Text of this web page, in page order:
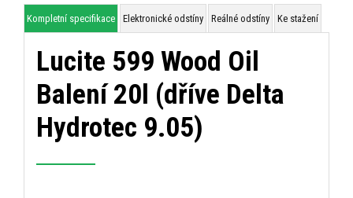
Kompletní specifikace Elektronické odstíny Reálné odstíny Ke stažení
Lucite 599 Wood Oil
Balení 20l (dříve Delta
Hydrotec 9.05)